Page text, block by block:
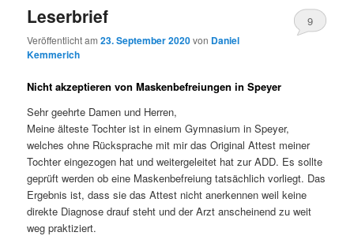
Leserbrief
Veröffentlicht am23. September 2020von Daniel
Kemmerich
9
Nicht akzeptieren von Maskenbefreiungen in Speyer
Sehr geehrte Damen und Herren,
Meine älteste Tochter ist in einem Gymnasium in Speyer,
welches ohne Rücksprache mit mir das Original Attest meiner
Tochter eingezogen hat und weitergeleitet hat zur ADD. Es sollte
geprüft werden ob eine Maskenbefreiung tatsächlich vorliegt. Das
Ergebnis ist, dass sie das Attest nicht anerkennen weil keine
direkte Diagnose drauf steht und der Arzt anscheinend zu weit
weg praktiziert.